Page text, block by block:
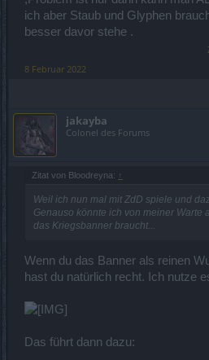
ich aber Staub und Glyphen
besser davor stehe .
8 Februar 2022
jakayba
Colonel des Forums
Zitat von Bloodreyna: ↑
Weil ich nun mal mit ZdD spiele und
Genauso könnte ich von meiner Warte
das Kriegsbanner braucht...
Wenn du das Banner als reinen
hast du natürlich recht. Ich nutze
Das führt dann dazu: